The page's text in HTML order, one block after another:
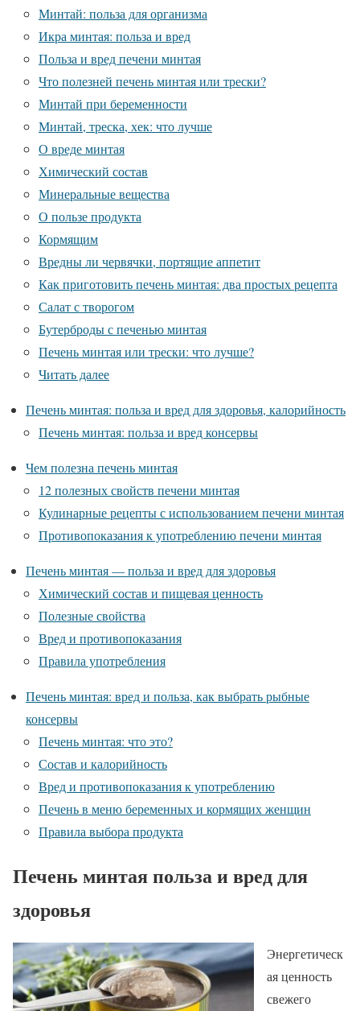
Минтай: польза для организма
Икра минтая: польза и вред
Польза и вред печени минтая
Что полезней печень минтая или трески?
Минтай при беременности
Минтай, треска, хек: что лучше
О вреде минтая
Химический состав
Минеральные вещества
О пользе продукта
Кормящим
Вредны ли червячки, портящие аппетит
Как приготовить печень минтая: два простых рецепта
Салат с творогом
Бутерброды с печенью минтая
Печень минтая или трески: что лучше?
Читать далее
Печень минтая: польза и вред для здоровья, калорийность
Печень минтая: польза и вред консервы
Чем полезна печень минтая
12 полезных свойств печени минтая
Кулинарные рецепты с использованием печени минтая
Противопоказания к употреблению печени минтая
Печень минтая — польза и вред для здоровья
Химический состав и пищевая ценность
Полезные свойства
Вред и противопоказания
Правила употребления
Печень минтая: вред и польза, как выбрать рыбные
консервы
Печень минтая: что это?
Состав и калорийность
Вред и противопоказания к употреблению
Печень в меню беременных и кормящих женщин
Правила выбора продукта
Печень минтая польза и вред для
здоровья
Энергетическ
ая ценность
свежего